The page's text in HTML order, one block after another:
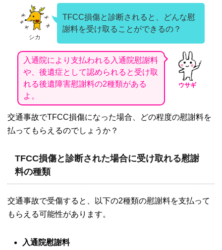
シカ
TFCC損傷と診断されると、どんな慰
謝料を受け取ることができるの？
ウサギ
入通院により支払われる入通院慰謝料
や、後遺症として認められると受け取
れる後遺障害慰謝料の2種類がある
よ。
交通事故でTFCC損傷になった場合、どの程度の慰謝料を
払ってもらえるのでしょうか？
TFCC損傷と診断された場合に受け取れる慰謝
料の種類
交通事故で受傷すると、以下の2種類の慰謝料を支払って
もらえる可能性があります。
入通院慰謝料